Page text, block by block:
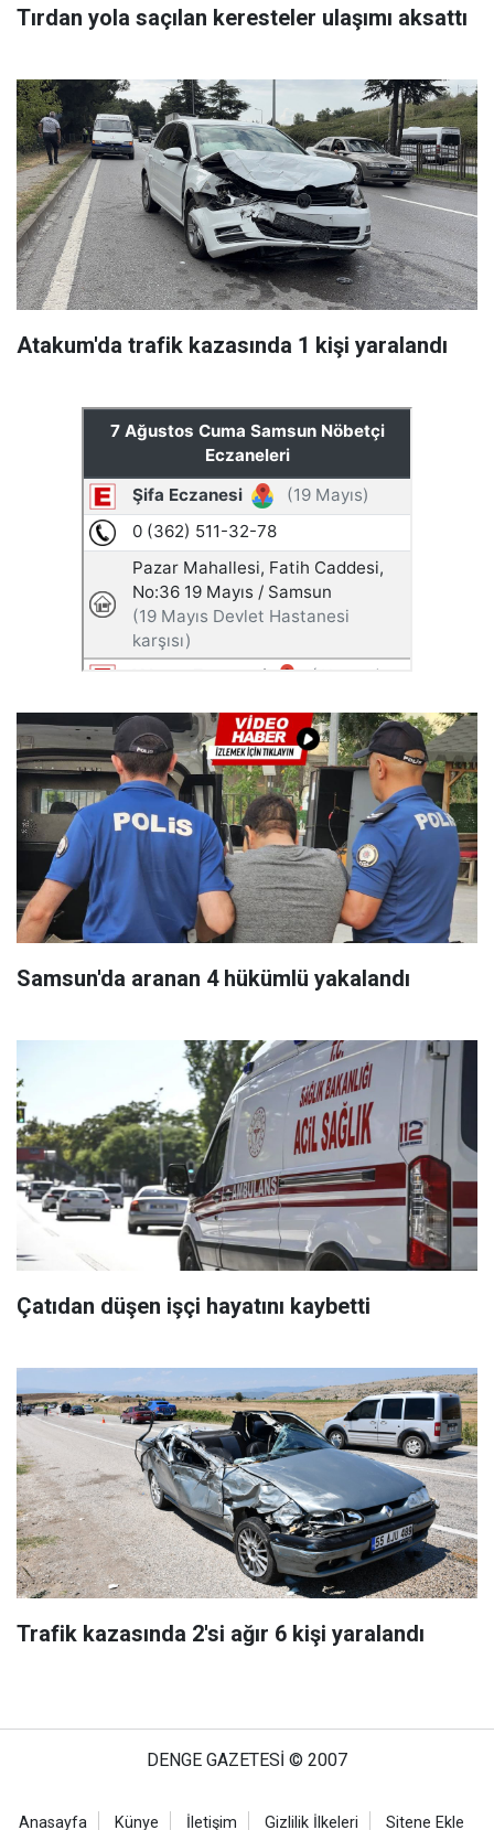
Tırdan yola saçılan keresteler ulaşımı aksattı
Atakum'da trafik kazasında 1 kişi yaralandı
Samsun'da aranan 4 hükümlü yakalandı
Çatıdan düşen işçi hayatını kaybetti
Trafik kazasında 2'si ağır 6 kişi yaralandı
DENGE GAZETESİ © 2007
Anasayfa Künye İletişim Gizlilik İlkeleri Sitene Ekle